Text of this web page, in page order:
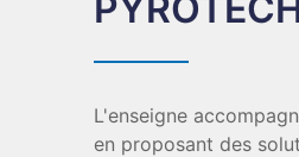
L'enseigne
en proposant des